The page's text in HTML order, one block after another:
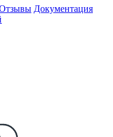
Документация